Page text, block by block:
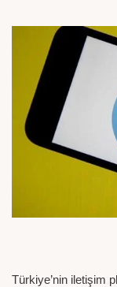
Türkiye’nin iletişim